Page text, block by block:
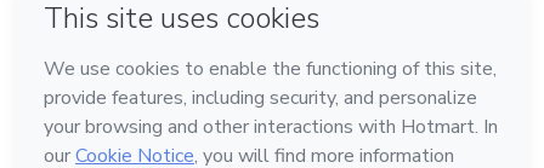
Hecho con❤ en Ciudad de México
Conoce Hotmart